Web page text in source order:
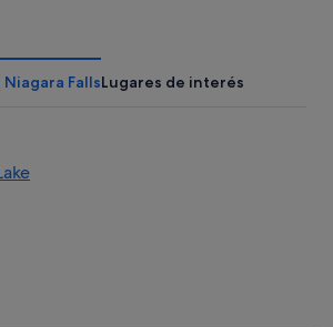
Falls
casco antiguo hoteles
FallsLugares de interés